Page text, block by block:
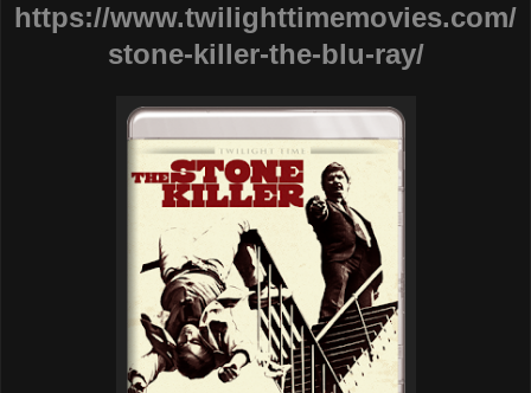
https://www.twilighttimemovies.com/
stone-killer-the-blu-ray/